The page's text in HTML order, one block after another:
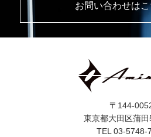
お問い合わせは
〒144-
東京都大田区蒲
TEL 03-5748-